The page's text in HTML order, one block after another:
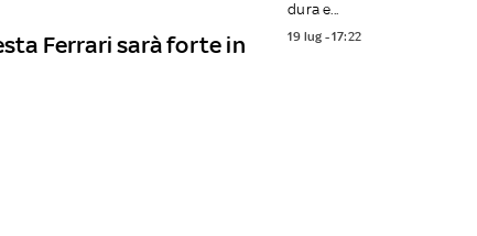
Ferrari sarà forte in
dura e...
19 lug - 17:22